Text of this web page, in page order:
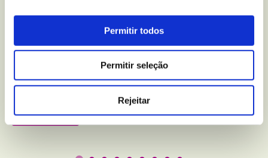
Permitir todos
Permitir seleção
Rejeitar
5 truques para melhorar
a qualidade do seu sono
BEM-ESTAR E LAZER
Leer